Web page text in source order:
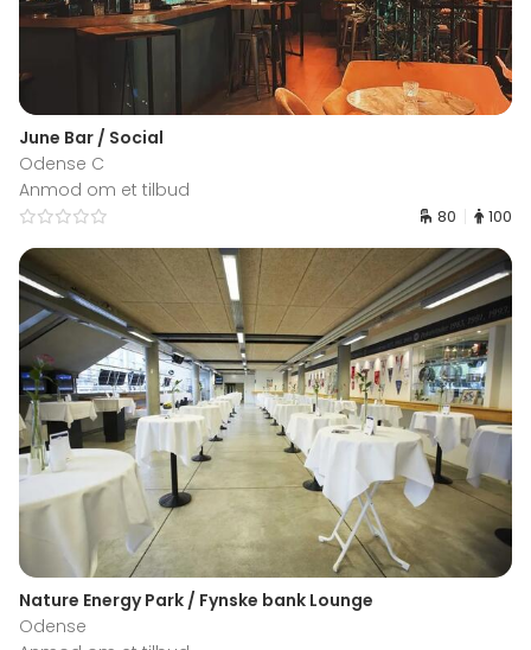
June Bar / Social
Odense C
Anmod om et tilbud
80 100
Nature Energy Park / Fynske bank Lounge
Odense